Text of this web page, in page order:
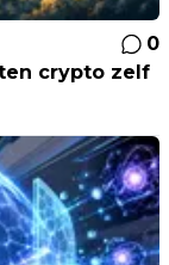
0
crypto zelf